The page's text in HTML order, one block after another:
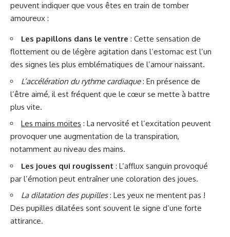
peuvent indiquer que vous êtes en train de tomber
amoureux :
Les papillons dans le ventre : Cette sensation de
flottement ou de légère agitation dans l’estomac est l’un
des signes les plus emblématiques de l’amour naissant.
L’accélération du rythme cardiaque: En présence de
l’être aimé, il est fréquent que le cœur se mette à battre
plus vite.
Les mains moites : La nervosité et l’excitation peuvent
provoquer une augmentation de la transpiration,
notamment au niveau des mains.
Les joues qui rougissent : L’afflux sanguin provoqué
par l’émotion peut entraîner une coloration des joues.
La dilatation des pupilles: Les yeux ne mentent pas !
Des pupilles dilatées sont souvent le signe d’une forte
attirance.